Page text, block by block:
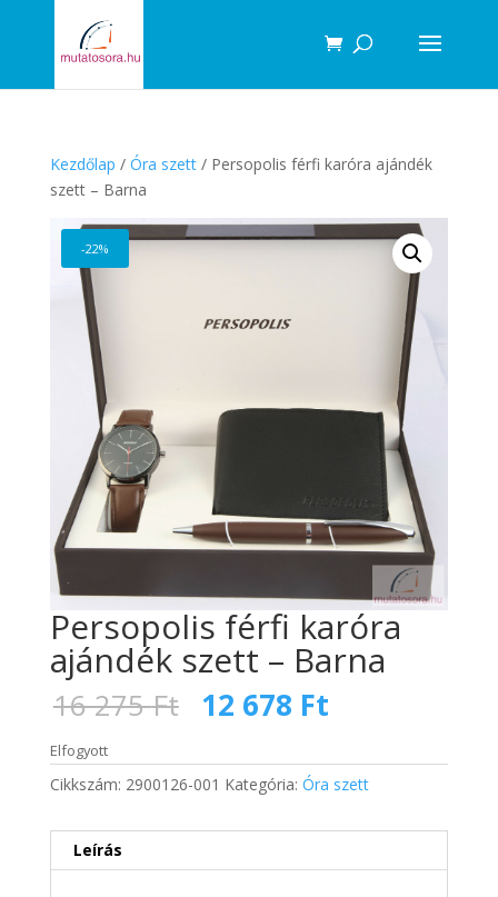
Kezdőlap / Óra szett/ Persopolis férfi karóra ajándék
szett – Barna
-22%
Persopolis férfi karóra
ajándék szett – Barna
16 275Ft Original
price
was:
16
275 Ft.
12 678 Ft
is:
12
Elfogyott
Cikkszám: 2900126-001 Kategória: Óra szett
Leírás